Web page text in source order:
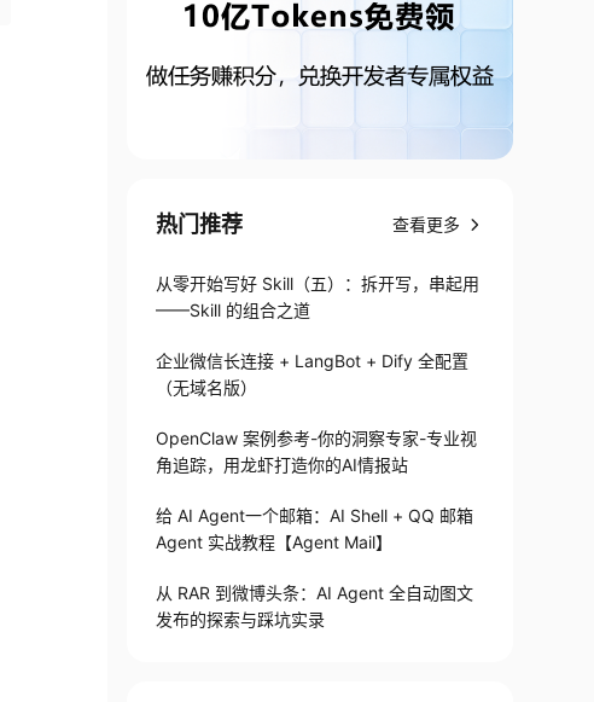
热门推荐 查看更多
从零开始写好 Skill（五）：拆开写，串起用
——Skill 的组合之道
企业微信长连接 + LangBot + Dify 全配置
（无域名版）
OpenClaw 案例参考-你的洞察专家-专业视
角追踪，用龙虾打造你的AI情报站
给 AI Agent一个邮箱：AI Shell + QQ 邮箱
Agent 实战教程【Agent Mail】
从 RAR 到微博头条：AI Agent 全自动图文
发布的探索与踩坑实录